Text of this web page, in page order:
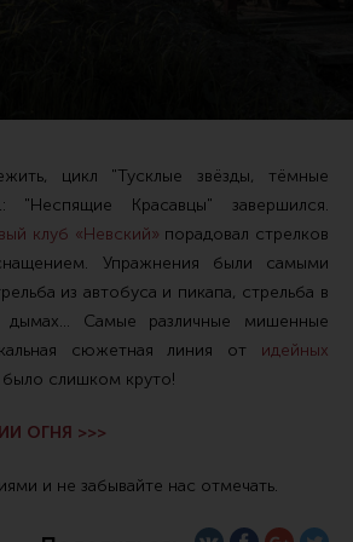
целики, мушки
цикл "Тусклые звёзды, тёмные
"Неспящие Красавцы" завершился.
клуб «Невский» порадовал стрелков
Упражнения были самыми
из автобуса и пикапа, стрельба в
дымах... Самые различные мишенные
сюжетная линия от идейных
слишком круто!
ОГНЯ >>>
и не забывайте нас отмечать.